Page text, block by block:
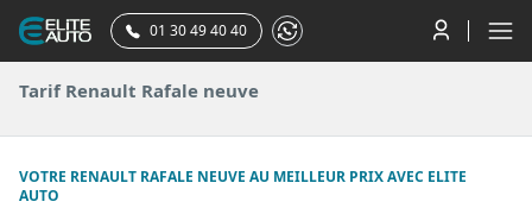
01 30 49 40 40
Tarif Renault Rafale neuve
VOTRE RENAULT RAFALE NEUVE AU MEILLEUR PRIX AVEC ELITE
AUTO